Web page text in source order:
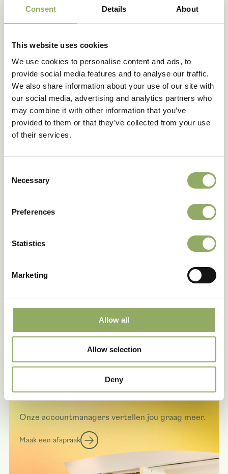
Consent Details About
This website uses cookies
We use cookies to personalise content and ads, to
provide social media features and to analyse our traffic.
We also share information about your use of our site with
our social media, advertising and analytics partners who
may combine it with other information that you’ve
provided to them or that they’ve collected from your use
of their services.
Selection
Necessary
Preferences
Statistics
Marketing
Allow all
Allow selection
Deny
Planthoogte pot maat 12 -
60
Rasnaam
Artikelcode
108500
VBN code
128980
Download als PDF
Fotobibliotheek
Deze rassen in het echt zien?
Onze accountmanagers vertellen jou graag meer.
Maak een afspraak